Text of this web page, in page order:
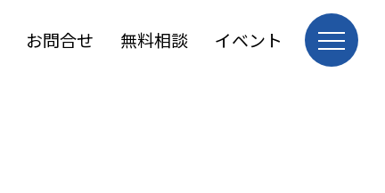
お問合せ 無料相談 イベント